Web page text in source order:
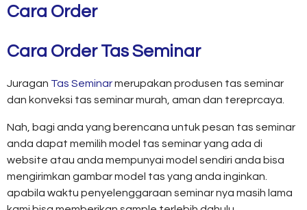
Cara Order
Cara Order Tas Seminar
Juragan Tas Seminarmerupakan produsen tas seminar
dan konveksi tas seminar murah, aman dan tereprcaya.
Nah, bagi anda yang berencana untuk pesan tas seminar
anda dapat memilih model tas seminar yang ada di
website atau anda mempunyai model sendiri anda bisa
mengirimkan gambar model tas yang anda inginkan.
apabila waktu penyelenggaraan seminar nya masih lama